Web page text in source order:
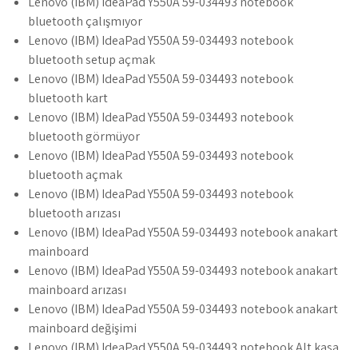
bluetooth çalışmıyor
Lenovo (IBM) IdeaPad Y550A 59-034493 notebook
bluetooth setup açmak
Lenovo (IBM) IdeaPad Y550A 59-034493 notebook
bluetooth kart
Lenovo (IBM) IdeaPad Y550A 59-034493 notebook
bluetooth görmüyor
Lenovo (IBM) IdeaPad Y550A 59-034493 notebook
bluetooth açmak
Lenovo (IBM) IdeaPad Y550A 59-034493 notebook
bluetooth arızası
Lenovo (IBM) IdeaPad Y550A 59-034493 notebook anakart
mainboard
Lenovo (IBM) IdeaPad Y550A 59-034493 notebook anakart
mainboard arızası
Lenovo (IBM) IdeaPad Y550A 59-034493 notebook anakart
mainboard değişimi